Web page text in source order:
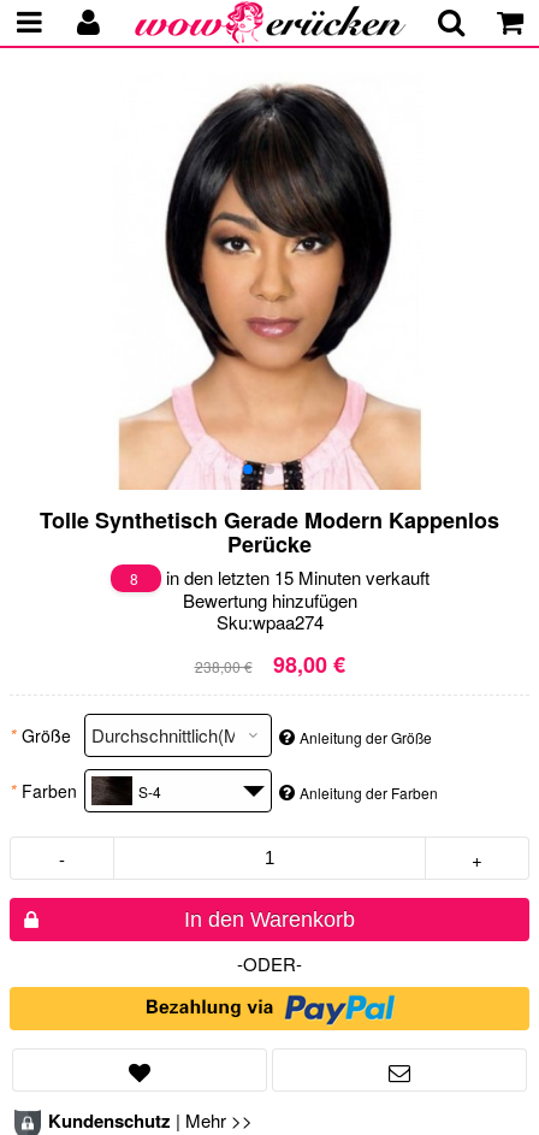
Tolle Synthetisch Gerade Modern Kappenlos
Perücke
8
in den letzten 15 Minuten verkauft
Bewertung hinzufügen
Sku:wpaa274
238,00 € 98,00 €
* Größe Anleitung der Größe
* Farben S-4 Anleitung der Farben
- +
In den Warenkorb
-ODER-
Kundenschutz | Mehr >>